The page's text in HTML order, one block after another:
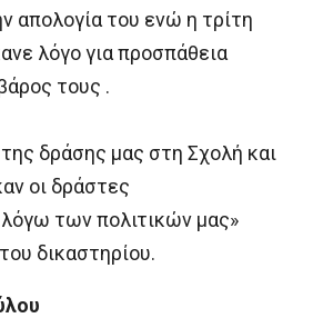
απολογία του ενώ η τρίτη
λόγο για προσπάθεια
τους .
δράσης μας στη Σχολή και
οι δράστες
των πολιτικών μας»
δικαστηρίου.